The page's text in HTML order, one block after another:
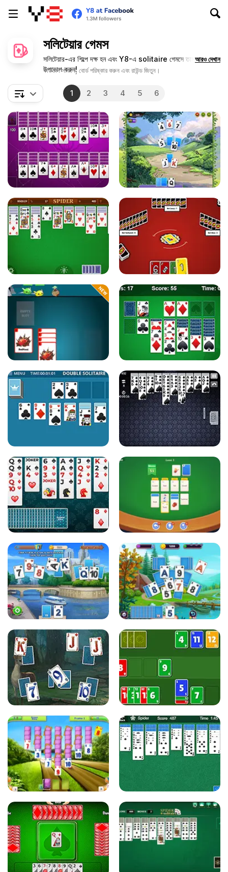
সলিটেয়ার গেমস
সলিটেয়ার-এর শিল্পে দক্ষ হন এবং Y8-এ solitaire গেমসে তাস খেলা
উপভোগ করুন!
কার্ডগুলি সাজান, বোর্ড পরিষ্কার করুন এবং রাউন্ড জিতুন।
আরও দেখান
1 2 3 4 5 6